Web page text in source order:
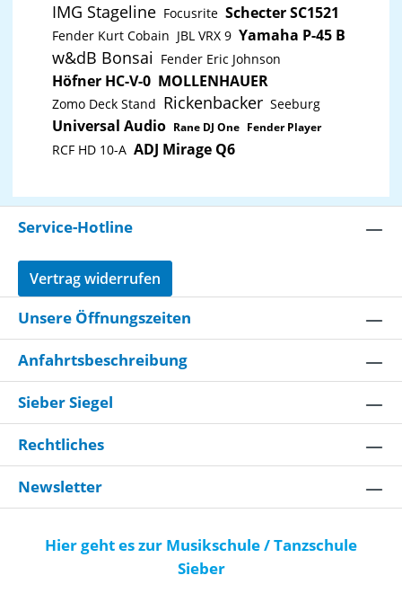
IMG Stageline Focusrite Schecter SC1521
Fender Kurt Cobain JBL VRX 9 Yamaha P-45 B
w&dB Bonsai Fender Eric Johnson
Höfner HC-V-0 MOLLENHAUER
Zomo Deck Stand Rickenbacker Seeburg
Universal Audio Rane DJ One Fender Player
RCF HD 10-A ADJ Mirage Q6
Service-Hotline
Vertrag widerrufen
Unsere Öffnungszeiten
Anfahrtsbeschreibung
Sieber Siegel
Rechtliches
Newsletter
Hier geht es zur Musikschule / Tanzschule
Sieber